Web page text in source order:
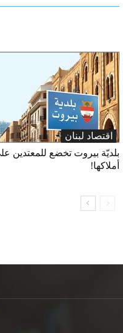
اقتصاد لبنان
بلديّة بيروت تخضع للمعتدين
أملاكها!